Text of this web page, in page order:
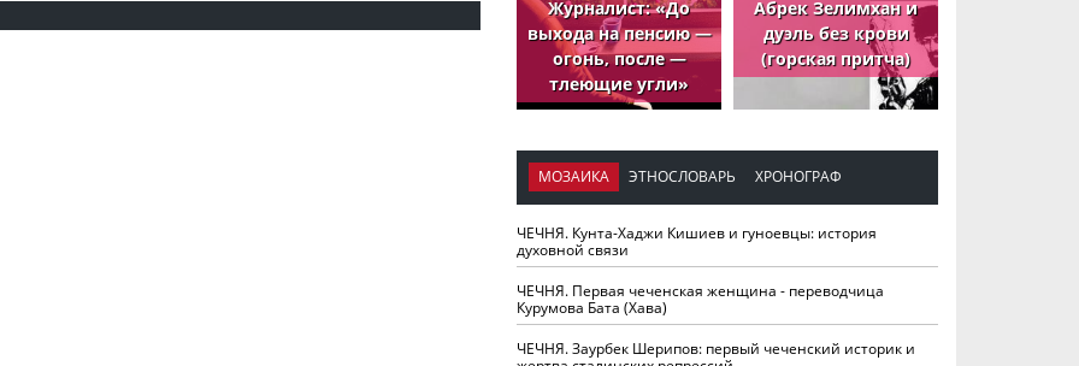
ЧЕЧНЯ. Обарг Варин
илли
ЧЕЧНЯ. Хьаьжин
мурд - обарг Вара
Журналист: «До
выхода на пенсию —
огонь, после —
тлеющие угли»
Абрек Зелимхан и
дуэль без крови
(горская притча)
МОЗАИКА ЭТНОСЛОВАРЬ ХРОНОГРАФ
ЧЕЧНЯ. Кунта-Хаджи Кишиев и гуноевцы: история
духовной связи
ЧЕЧНЯ. Первая чеченская женщина - переводчица
Курумова Бата (Хава)
ЧЕЧНЯ. Заурбек Шерипов: первый чеченский историк и